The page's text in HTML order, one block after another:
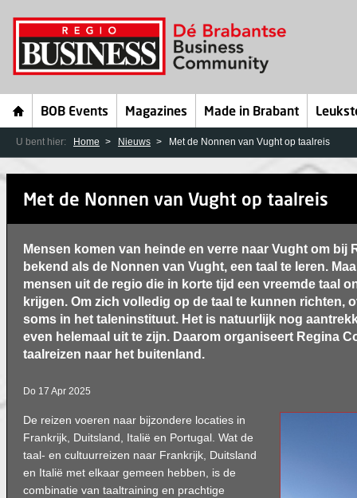
BOB Events Magazines Made in Brabant
U bent hier: Home Nieuws Met de Nonnen van Vught op taalreis
Met de Nonnen van Vught op taalreis
Mensen komen van heinde en verre naar Vught om bij
bekend als de Nonnen van Vught, een taal te leren.
mensen uit de regio die in korte tijd een vreemde taal
krijgen. Om zich volledig op de taal te kunnen richten,
soms in het taleninstituut. Het is natuurlijk nog
even helemaal uit te zijn. Daarom organiseert Regina
taalreizen naar het buitenland.
Do 17 Apr 2025
De reizen voeren naar bijzondere locaties in
Frankrijk, Duitsland, Italië en Portugal. Wat de
taal- en cultuurreizen naar Frankrijk, Duitsland
en Italië met elkaar gemeen hebben, is de
combinatie van taaltraining en prachtige